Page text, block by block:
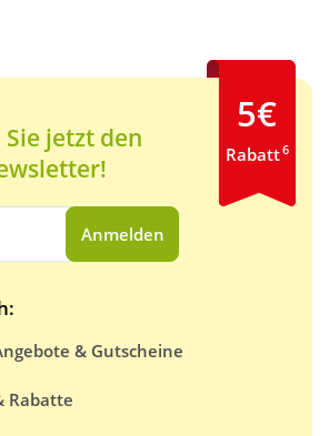
jetzt den
Anmelden
& Gutscheine
Rabatte
5€
Rabatt6